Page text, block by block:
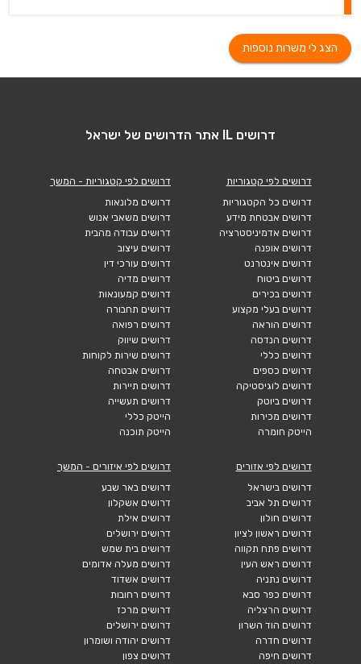
הצג לי משרות נוספות
דרושים IL אתר הדרושים של ישראל
דרושים לפי קטגוריות
דרושים כל הקטגוריות
דרושים אבטחת מידע
דרושים אדמיניסטרציה
דרושים אופנה
דרושים אינטרנט
דרושים ביטוח
דרושים בכירים
דרושים בעלי מקצוע
דרושים הוראה
דרושים הנדסה
דרושים כללי
דרושים כספים
דרושים לוגיסטיקה
דרושים ביוטק
דרושים מכירות
הייטק חומרה
דרושים לפי קטגוריות - המשך
דרושים מלונאות
דרושים משאבי אנוש
דרושים עבודה מהבית
דרושים עיצוב
דרושים עורכי דין
דרושים מדיה
דרושים קמעונאות
דרושים תחבורה
דרושים רפואה
דרושים שיווק
דרושים שירות לקוחות
דרושים אבטחה
דרושים תיירות
דרושים תעשייה
הייטק כללי
הייטק תוכנה
דרושים לפי אזורים
דרושים בישראל
דרושים תל אביב
דרושים חולון
דרושים ראשון לציון
דרושים פתח תקווה
דרושים ראש העין
דרושים נתניה
דרושים כפר סבא
דרושים הרצליה
דרושים הוד השרון
דרושים חדרה
דרושים חיפה
דרושים לפי איזורים - המשך
דרושים באר שבע
דרושים אשקלון
דרושים אילת
דרושים ירושלים
דרושים בית שמש
דרושים מעלה אדומים
דרושים אשדוד
דרושים רחובות
דרושים מרכז
דרושים ירושלים
דרושים יהודה ושומרון
דרושים צפון